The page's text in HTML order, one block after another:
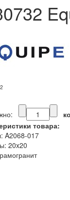
2
товара:
A2068-017
20x20